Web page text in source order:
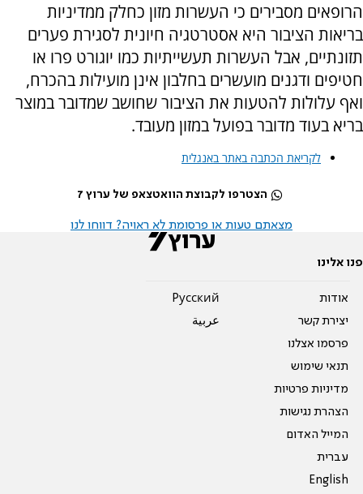
הרופאים מסבירים כי העשרות מזון כחלק ממדיניות
בריאות הציבור היא אסטרטגיה חיונית לסגירת פערים
תזונתיים, אבל העשרות תעשייתיות כמו יוגורט פרו או
חטיפים ודגנים מועשרים בחלבון אינן מועילות בהכרח,
ואף עלולות להטעות את הציבור שחושב שמדובר במוצר
בריא בעוד מדובר בפועל במזון מעובד.
לקריאת הכתבה באתר באנגלית
הצטרפו לקבוצת הוואטצאפ של ערוץ 7
מצאתם טעות או פרסומת לא ראויה? דווחו לנו
פנו אלינו
אודות
יצירת קשר
פרסמו אצלנו
תנאי שימוש
מדיניות פרטיות
הצהרת נגישות
המייל האדום
עברית
English
Pусский
عربية